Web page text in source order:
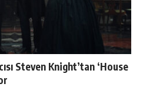
Steven Knight’tan ‘House